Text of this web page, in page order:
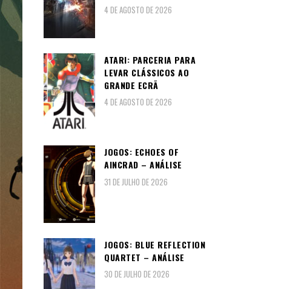
4 DE AGOSTO DE 2026
ATARI: PARCERIA PARA
LEVAR CLÁSSICOS AO
GRANDE ECRÃ
4 DE AGOSTO DE 2026
JOGOS: ECHOES OF
AINCRAD – ANÁLISE
31 DE JULHO DE 2026
JOGOS: BLUE REFLECTION
QUARTET – ANÁLISE
30 DE JULHO DE 2026